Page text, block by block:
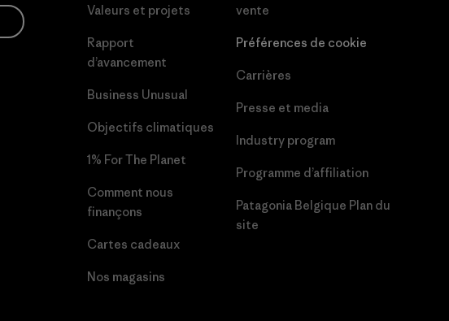
Valeurs et projets
Rapport
d’avancement
Business Unusual
Objectifs climatiques
1% For The Planet
Comment nous
finançons
Cartes cadeaux
Nos magasins
vente
Préférences de cookie
Carrières
Presse et media
Industry program
Programme d’affiliation
Patagonia Belgique Plan du
site